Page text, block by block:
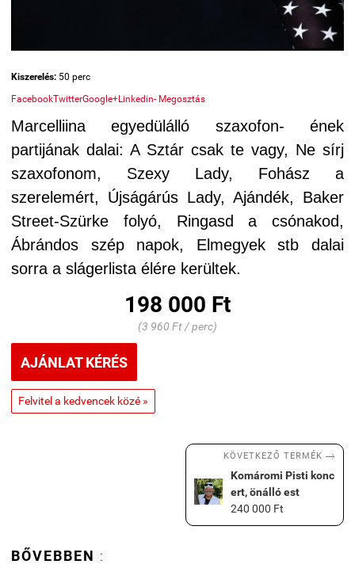
Kiszerelés: 50 perc
FacebookTwitterGoogle+Linkedin- Megosztás
Marcelliina egyedülálló szaxofon- ének
partijának dalai: A Sztár csak te vagy, Ne sírj
szaxofonom, Szexy Lady, Fohász a
szerelemért, Újságárús Lady, Ajándék, Baker
Street-Szürke folyó, Ringasd a csónakod,
Ábrándos szép napok, Elmegyek stb dalai
sorra a slágerlista élére kerültek.
198 000 Ft
(3 960 Ft / perc)
AJÁNLAT KÉRÉS
Felvitel a kedvencek közé »
KÖVETKEZŐ TERMÉK 
Komáromi Pisti konc
ert, önálló est
240 000 Ft
BŐVEBBEN :